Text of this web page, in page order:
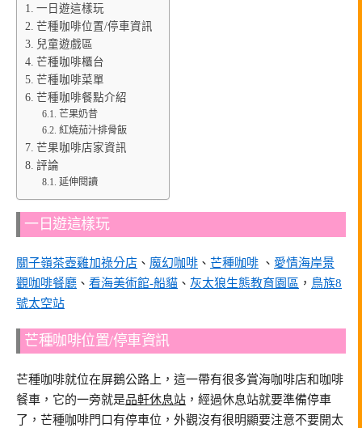
一日遊這樣玩
芒種咖啡位置/停車資訊
兒童遊戲區
芒種咖啡櫃台
芒種咖啡菜單
芒種咖啡餐點介紹
芒果奶昔
紅燒茄汁排骨飯
芒果咖啡店家資訊
評論
延伸閱讀
一日遊這樣玩
關子嶺茶壺雞加祿分店 、 魔幻咖啡 、 芒種咖啡 、 愛情海岸景
觀咖啡餐廳 、 看海美術館-船貓 、 灰太狼生態教育園區 ， 鳥族8
號太空站
芒種咖啡位置/停車資訊
芒種咖啡就位在屏鵝公路上，這一帶有很多賞海咖啡店和咖啡
餐車，它的一旁就是品軒休息站 ，經過休息站就要準備停車
了，芒種咖啡門口有停車位，外觀沒有很明顯要注意不要開太